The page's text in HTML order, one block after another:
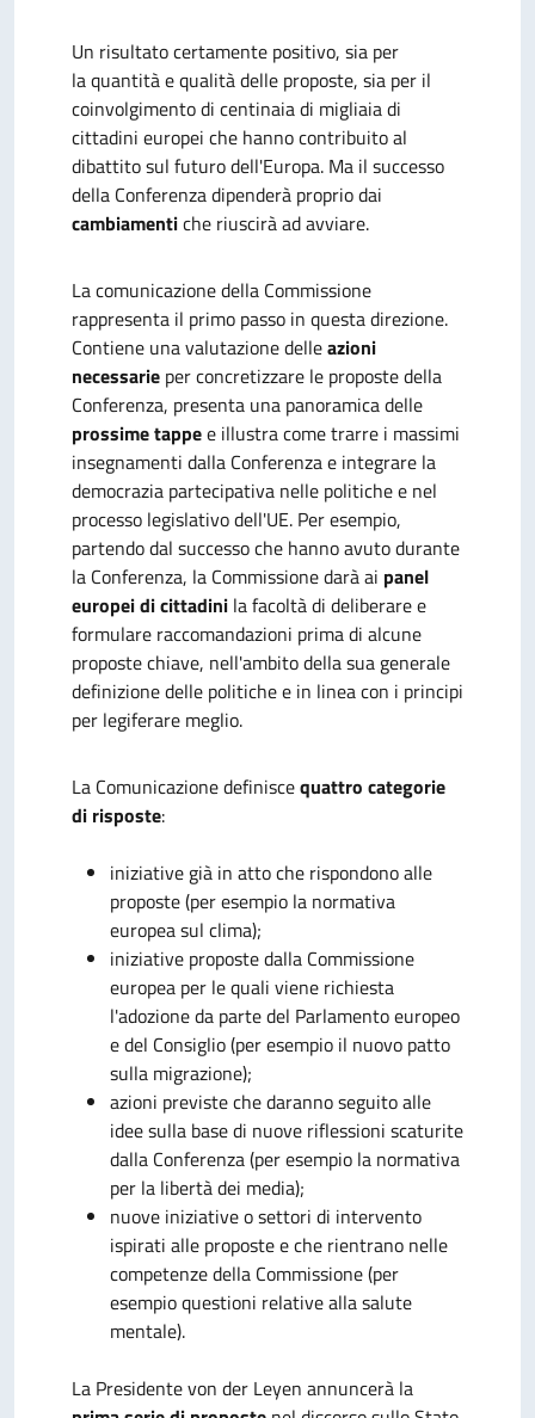
Un risultato certamente positivo, sia per
laquantità e qualità delle proposte, sia per il
coinvolgimento di centinaia di migliaia di
cittadini europei che hanno contribuito al
dibattito sul futuro dell'Europa. Ma il successo
della Conferenzadipenderà proprio dai
cambiamentiche riuscirà ad avviare.
La comunicazione della Commissione
rappresenta il primo passo in questa direzione.
Contiene una valutazione delleazioni
necessarie per concretizzare le proposte della
Conferenza, presenta una panoramica delle
prossime tappee illustra come trarre i massimi
insegnamenti dalla Conferenza e integrare la
democrazia partecipativa nelle politiche e nel
processo legislativo dell'UE. Per esempio,
partendo dal successo che hanno avuto durante
la Conferenza, la Commissione darà ai panel
europei di cittadini la facoltà di deliberare e
formulare raccomandazioni prima di alcune
proposte chiave, nell'ambito della sua generale
definizione delle politiche e in linea con i principi
per legiferare meglio.
La Comunicazionedefiniscequattro categorie
di risposte:
iniziative già in atto che rispondono alle
proposte (per esempio la normativa
europea sul clima);
iniziative proposte dalla Commissione
europea per le quali viene richiesta
l'adozione da parte del Parlamento europeo
e del Consiglio (per esempio il nuovo patto
sulla migrazione);
azioni previste che daranno seguito alle
idee sulla base di nuove riflessioni scaturite
dalla Conferenza (per esempio la normativa
per la libertà dei media);
nuove iniziative o settori di intervento
ispirati alle proposte e che rientrano nelle
competenze della Commissione (per
esempio questioni relative alla salute
mentale).
La Presidente von der Leyen annuncerà la